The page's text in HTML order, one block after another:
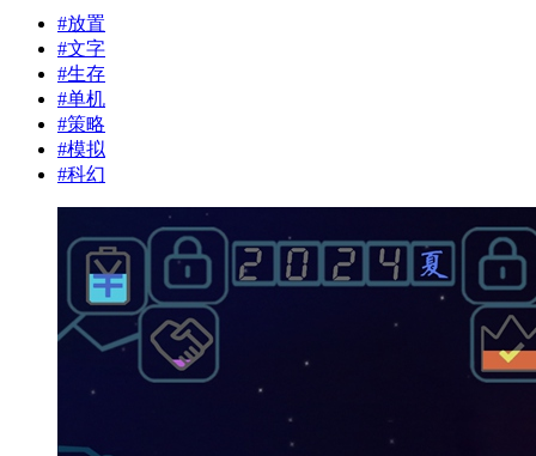
#放置
#文字
#生存
#单机
#策略
#模拟
#科幻